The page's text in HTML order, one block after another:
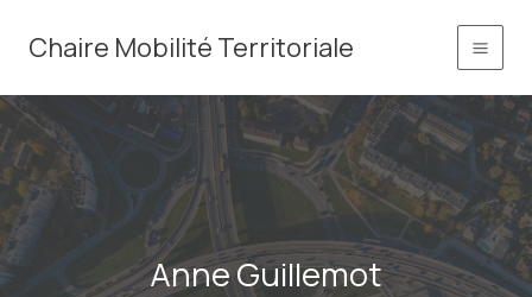
Chaire Mobilité Territoriale
Anne Guillemot